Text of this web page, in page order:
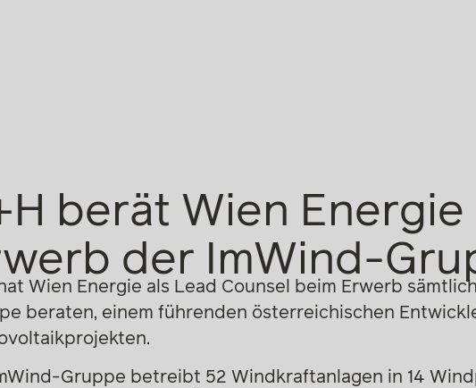
berät Wien Energie
der ImWind-
Wien Energie als Lead Counsel beim Erwerb
beraten, einem führenden österreichischen
Gruppe betreibt 52 Windkraftanlagen in 14